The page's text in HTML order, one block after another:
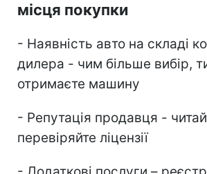
місця покупки
- Наявність авто на складі
дилера - чим більше вибір,
отримаєте машину
- Репутація продавця -
перевіряйте ліцензії